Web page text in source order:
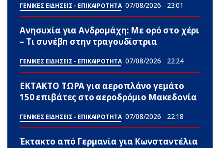
ΓΕΝΙΚΕΣ ΕΙΔΗΣΕΙΣ - ΕΠΙΚΑΙΡΟΤΗΤΑ 07/08/2026 23:01
Ανησυxία για Ανδρομάχη: Με ορό στο χέρι
– Τι συνέβn στην τραγουδίστρια
ΓΕΝΙΚΕΣ ΕΙΔΗΣΕΙΣ - ΕΠΙΚΑΙΡΟΤΗΤΑ 07/08/2026 22:24
ΕΚΤΑΚΤΟ ΤΩΡΑ για αεροπλάνο γεμάτο
150 επιβάτες στο αεροδρόμιο Μακεδονία
ΓΕΝΙΚΕΣ ΕΙΔΗΣΕΙΣ - ΕΠΙΚΑΙΡΟΤΗΤΑ 07/08/2026 22:18
Έκτακτο από Γερμανία για Κωνσταντέλια